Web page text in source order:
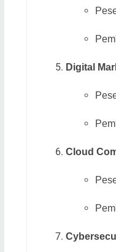
Digital
Cloud